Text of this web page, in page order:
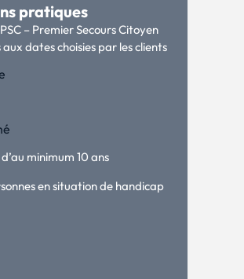
pratiques
– Premier Secours Citoyen
dates choisies par les clients
minimum 10 ans
en situation de handicap